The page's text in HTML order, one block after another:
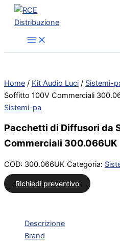
Home / Kit Audio Luci / Sistemi-
Soffitto 100V Commerciali
Sistemi-pa
Pacchetti di Diffusori da
Commerciali 300.066UK
COD: 300.066UK Categoria:
Richiedi preventivo
Descrizione
Brand